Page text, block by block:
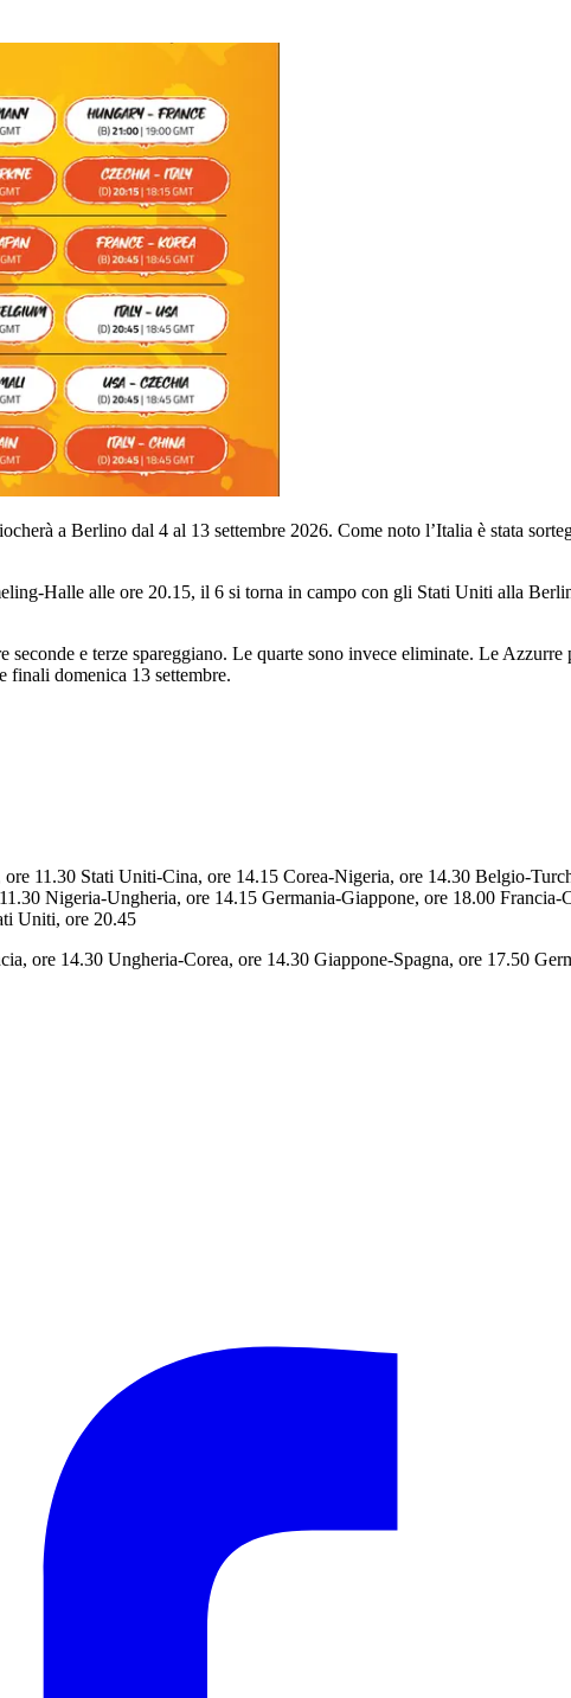
a Berlino dal 4 al 13 settembre 2026. Come noto l’Italia è stata
Halle alle ore 20.15, il 6 si torna in campo con gli Stati Uniti alla
e terze spareggiano. Le quarte sono invece eliminate. Le
finali domenica 13 settembre.
11.30 Stati Uniti-Cina, ore 14.15 Corea-Nigeria, ore 14.30 Belgio-
Nigeria-Ungheria, ore 14.15 Germania-Giappone, ore 18.00 Francia-
Uniti, ore 20.45
ore 14.30 Ungheria-Corea, ore 14.30 Giappone-Spagna, ore 17.50